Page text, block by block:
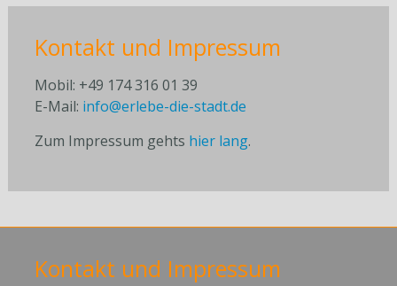
Kontakt und Impressum
Mobil: +49 174 316 01 39
E-Mail: info@erlebe-die-stadt.de
Zum Impressum gehts hier lang.
Kontakt und Impressum